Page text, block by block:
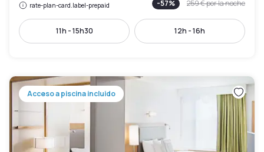
rate-plan-card.label-prepaid
-57% 259 €por la noche
11h - 15h30 12h - 16h
Acceso a piscina incluido